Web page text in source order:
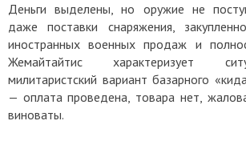
Деньги выделены, но оружие не
даже поставки снаряжения,
иностранных военных продаж и
Жемайтайтис характеризует
милитаристский вариант базарного
— оплата проведена, товара нет,
виноваты.